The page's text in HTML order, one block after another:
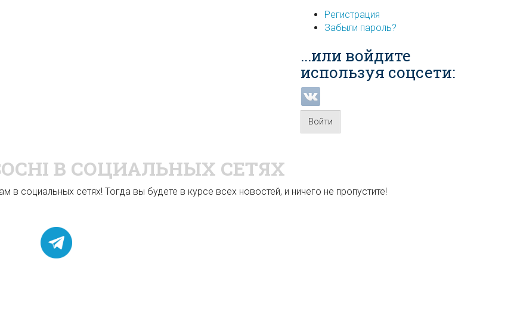
Регистрация
Забыли пароль?
...или войдите
используя соцсети:
Войти
В СОЦИАЛЬНЫХ СЕТЯХ
в социальных сетях! Тогда вы будете в курсе всех новостей, и ничего не пропустите!